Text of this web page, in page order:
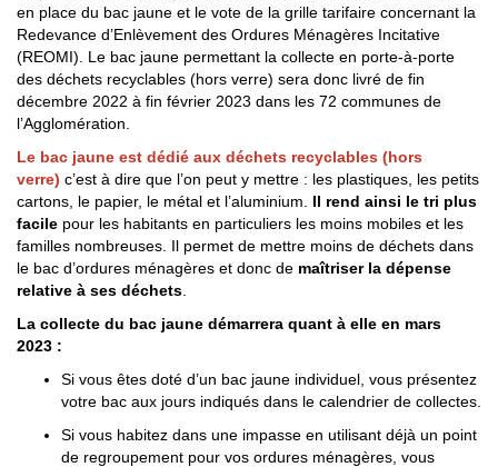
en place du bac jaune et le vote de la grille tarifaire concernant la
Redevance d’Enlèvement des Ordures Ménagères Incitative
(REOMI). Le bac jaune permettant la collecte en porte-à-porte
des déchets recyclables (hors verre) sera donc livré de fin
décembre 2022 à fin février 2023 dans les 72 communes de
l’Agglomération.
Le bac jaune est dédié aux déchets recyclables (hors
verre) c’est à dire que l’on peut y mettre : les plastiques, les petits
cartons, le papier, le métal et l’aluminium. Il rend ainsi le tri plus
facile pour les habitants en particuliers les moins mobiles et les
familles nombreuses. Il permet de mettre moins de déchets dans
le bac d’ordures ménagères et donc de maîtriser la dépense
relative à ses déchets
La collecte du bac jaune démarrera quant à elle en mars
2023 :
Si vous êtes doté d’un bac jaune individuel, vous présentez
votre bac aux jours indiqués dans le calendrier de collectes.
Si vous habitez dans une impasse en utilisant déjà un point
de regroupement pour vos ordures ménagères, vous